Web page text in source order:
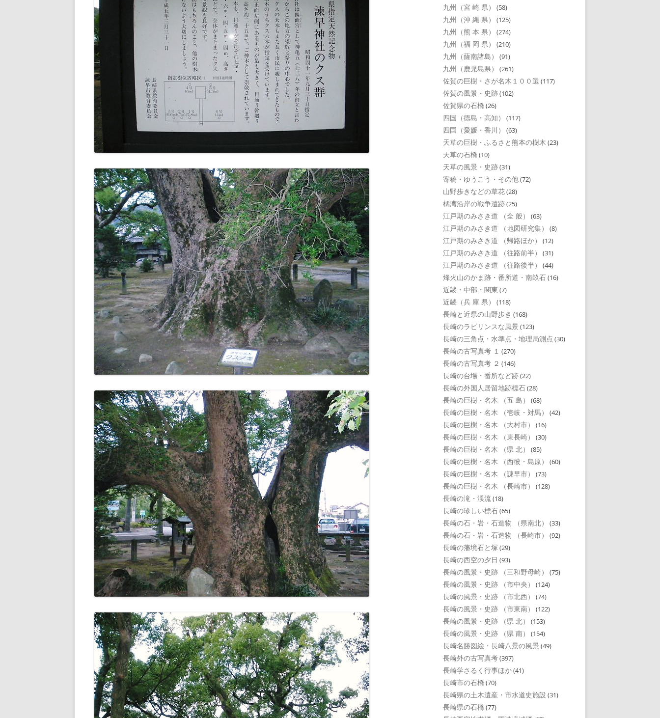
九州（宮 崎 県） (58)
九州（沖 縄 県） (125)
九州（熊 本 県） (274)
九州（福 岡 県） (210)
九州（薩南諸島） (91)
九州（鹿児島県） (261)
佐賀の巨樹・さが名木１００選 (117)
佐賀の風景・史跡(102)
佐賀県の石橋 (26)
四国（徳島・高知） (117)
四国（愛媛・香川） (63)
天草の巨樹・ふるさと熊本の樹木 (23)
天草の石橋 (10)
天草の風景・史跡(31)
寄稿・ゆうこう・その他(72)
山野歩きなどの草花(28)
橘湾沿岸の戦争遺跡(25)
江戸期のみさき道 （全 般） (63)
江戸期のみさき道 （地図研究集） (8)
江戸期のみさき道 （帰路ほか） (12)
江戸期のみさき道 （往路前半） (31)
江戸期のみさき道 （往路後半） (44)
烽火山のかま跡・番所道・南畝石(16)
近畿・中部・関東 (7)
近畿（兵 庫 県） (118)
長崎と近県の山野歩き (168)
長崎のラビリンスな風景 (123)
長崎の三角点・水準点・地理局測点 (30)
長崎の古写真考 １ (270)
長崎の古写真考 ２ (146)
長崎の台場・番所など跡(22)
長崎の外国人居留地跡標石(28)
長崎の巨樹・名木 （五 島） (68)
長崎の巨樹・名木 （壱岐・対馬） (42)
長崎の巨樹・名木 （大村市） (16)
長崎の巨樹・名木 （東長崎） (30)
長崎の巨樹・名木 （県 北） (85)
長崎の巨樹・名木 （西彼・島原） (60)
長崎の巨樹・名木 （諌早市） (73)
長崎の巨樹・名木 （長崎市） (128)
長崎の滝・渓流(18)
長崎の珍しい標石(65)
長崎の石・岩・石造物 （県南北） (33)
長崎の石・岩・石造物 （長崎市） (92)
長崎の藩境石と塚 (29)
長崎の西空の夕日 (93)
長崎の風景・史跡 （三和野母崎） (75)
長崎の風景・史跡 （市中央） (124)
長崎の風景・史跡 （市北西） (74)
長崎の風景・史跡 （市東南） (122)
長崎の風景・史跡 （県 北） (153)
長崎の風景・史跡 （県 南） (154)
長崎名勝図絵・長崎八景の風景 (49)
長崎外の古写真考(397)
長崎学さるく行事ほか(41)
長崎市の石橋 (70)
長崎県の土木遺産・市水道史施設 (31)
長崎県の石橋 (77)